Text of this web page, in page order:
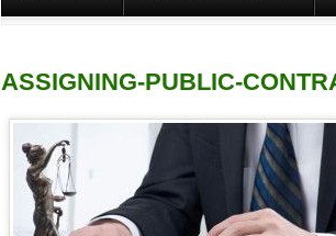
ASSIGNING-PUBLIC-